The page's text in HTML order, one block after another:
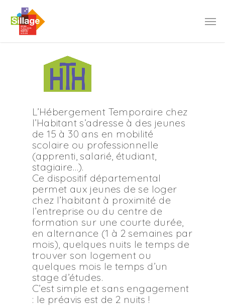
L’Hébergement Temporaire chez
l’Habitant s’adresse à des jeunes
de 15 à 30 ans en mobilité
scolaire ou professionnelle
(apprenti, salarié, étudiant,
stagiaire…).
Ce dispositif départemental
permet aux jeunes de se loger
chez l’habitant à proximité de
l’entreprise ou du centre de
formation sur une courte durée,
en alternance (1 à 2 semaines par
mois), quelques nuits le temps de
trouver son logement ou
quelques mois le temps d’un
stage d’études.
C’est simple et sans engagement
: le préavis est de 2 nuits !